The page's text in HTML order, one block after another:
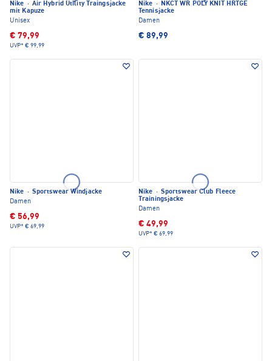
Nike · Air Hybrid Utility Traingsjacke
mit Kapuze
Unisex
€ 79,99
UVP* € 99,99
Nike · NKCT WR POLY KNIT HRTGE
Tennisjacke
Damen
€ 89,99
Nike · Sportswear Windjacke
Damen
€ 56,99
UVP* € 69,99
Nike · Sportswear Club Fleece
Trainingsjacke
Damen
€ 49,99
UVP* € 69,99